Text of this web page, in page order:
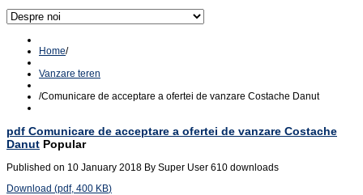
Home/
Vanzare teren
/Comunicare de acceptare a ofertei de vanzare Costache Danut
pdf Comunicare de acceptare a ofertei de vanzare Costache
Danut Popular
Published on 10 January 2018 By Super User 610 downloads
Download (pdf, 400 KB)